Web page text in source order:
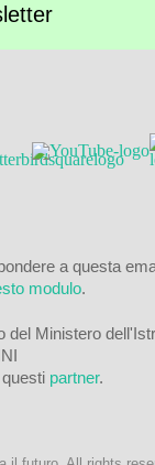
a questa
modulo.
del Ministero
partner.